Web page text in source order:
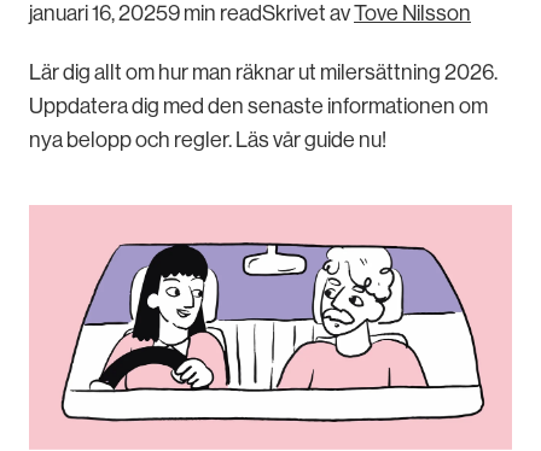
januari 16, 20259 min readSkrivet avTove Nilsson
Lär dig allt om hur man räknar ut milersättning 2026.
Uppdatera dig med den senaste informationen om
nya belopp och regler. Läs vår guide nu!